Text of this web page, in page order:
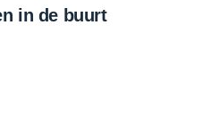
in de buurt